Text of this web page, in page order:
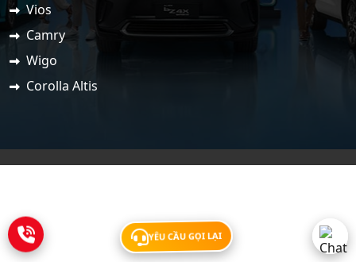
Vios
Camry
Wigo
Corolla Altis
YÊU CẦU GỌI LẠI